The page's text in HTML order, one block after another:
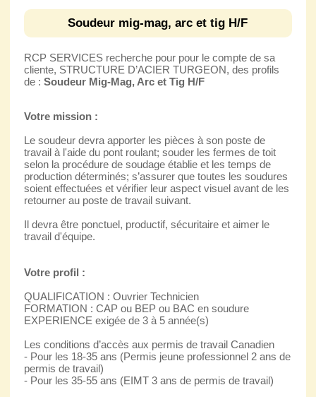
Soudeur mig-mag, arc et tig H/F
RCP SERVICES recherche pour pour le compte de sa
cliente, STRUCTURE D’ACIER TURGEON, des profils
de : Soudeur Mig-Mag, Arc et Tig H/F
Votre mission :
Le soudeur devra apporter les pièces à son poste de
travail à l'aide du pont roulant; souder les fermes de toit
selon la procédure de soudage établie et les temps de
production déterminés; s’assurer que toutes les soudures
soient effectuées et vérifier leur aspect visuel avant de les
retourner au poste de travail suivant.
Il devra être ponctuel, productif, sécuritaire et aimer le
travail d'équipe.
Votre profil :
QUALIFICATION : Ouvrier Technicien
FORMATION : CAP ou BEP ou BAC en soudure
EXPERIENCE exigée de 3 à 5 année(s)
Les conditions d’accès aux permis de travail Canadien
- Pour les 18-35 ans (Permis jeune professionnel 2 ans de
permis de travail)
- Pour les 35-55 ans (EIMT 3 ans de permis de travail)